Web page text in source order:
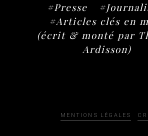
#Presse
#Articles clés en
(écrit & monté par
Ardisson)
MENTIONS LÉGALES